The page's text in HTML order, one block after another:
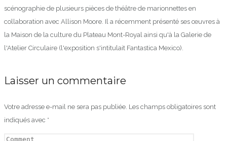
scénographie de plusieurs pièces de théâtre de marionnettes en
collaboration avec Allison Moore. Il a récemment présenté ses œuvres à
la Maison de la culture du Plateau Mont-Royal ainsi qu'à la Galerie de
l'Atelier Circulaire (l'exposition s'intitulait Fantastica Mexico).
Laisser un commentaire
Votre adresse e-mail ne sera pas publiée. Les champs obligatoires sont
indiqués avec *